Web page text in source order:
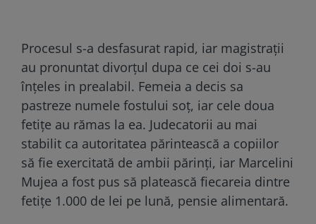
Procesul s-a desfasurat rapid, iar magistraţii
au pronuntat divorţul dupa ce cei doi s-au
înţeles in prealabil. Femeia a decis sa
pastreze numele fostului soţ, iar cele doua
fetiţe au rămas la ea. Judecatorii au mai
stabilit ca autoritatea părintească a copiilor
să fie exercitată de ambii părinţi, iar Marcelini
Mujea a fost pus să platească fiecareia dintre
fetiţe 1.000 de lei pe lună, pensie alimentară.